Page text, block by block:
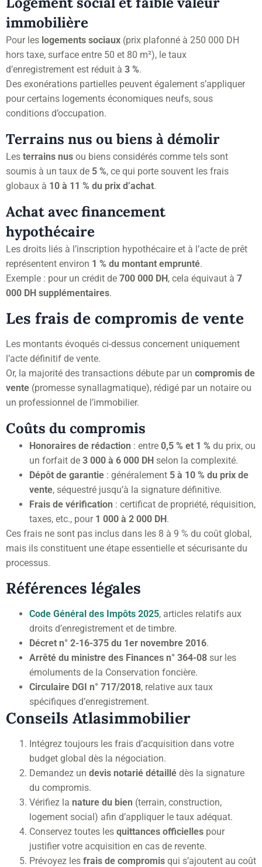
immobilière
Pour les logements sociaux (prix plafonné à 250 000 DH
hors taxe, surface entre 50 et 80 m²), le taux
d’enregistrement est réduit à 3 %.
Des exonérations partielles peuvent également s’appliquer
pour certains logements économiques neufs, sous
conditions d’occupation.
Terrains nus ou biens à démolir
Les terrains nus ou biens considérés comme tels sont
soumis à un taux de 5 %, ce qui porte souvent les frais
globaux à 10 à 11 % du prix d’achat.
Achat avec financement
hypothécaire
Les droits liés à l’inscription hypothécaire et à l’acte de prêt
représentent environ 1 % du montant emprunté.
Exemple : pour un crédit de 700 000 DH, cela équivaut à 7
000 DH supplémentaires.
Les frais de compromis de vente
Les montants évoqués ci-dessus concernent uniquement
l’acte définitif de vente.
Or, la majorité des transactions débute par un compromis de
vente (promesse synallagmatique), rédigé par un notaire ou
un professionnel de l’immobilier.
Coûts du compromis
Honoraires de rédaction : entre 0,5 % et 1 % du prix, ou
un forfait de 3 000 à 6 000 DH selon la complexité.
Dépôt de garantie : généralement 5 à 10 % du prix de
vente, séquestré jusqu’à la signature définitive.
Frais de vérification : certificat de propriété, réquisition,
taxes, etc., pour 1 000 à 2 000 DH.
Ces frais ne sont pas inclus dans les 8 à 9 % du coût global,
mais ils constituent une étape essentielle et sécurisante du
processus.
Références légales
Code Général des Impôts 2025, articles relatifs aux
droits d’enregistrement et de timbre.
Décret n° 2-16-375 du 1er novembre 2016.
Arrêté du ministre des Finances n° 364-08 sur les
émoluments de la Conservation foncière.
Circulaire DGI n° 717/2018, relative aux taux
spécifiques d’enregistrement.
Conseils Atlasimmobilier
Intégrez toujours les frais d’acquisition dans votre
budget global dès la négociation.
Demandez un devis notarié détaillé dès la signature
du compromis.
Vérifiez la nature du bien (terrain, construction,
logement social) afin d’appliquer le taux adéquat.
Conservez toutes les quittances officielles pour
justifier votre acquisition en cas de revente.
Prévoyez les frais de compromis qui s’ajoutent au coût